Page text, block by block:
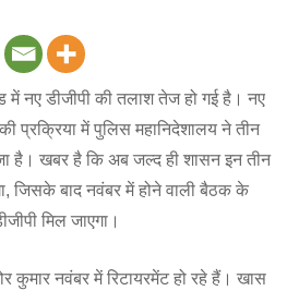
में नए डीजीपी की तलाश तेज हो गई है। नए
प्रक्रिया में पुलिस महानिदेशालय ने तीन
है। खबर है कि अब जल्द ही शासन इन तीन
जिसके बाद नवंबर में होने वाली बैठक के
मिल जाएगा।
कुमार नवंबर में रिटायरमेंट हो रहे हैं। खास